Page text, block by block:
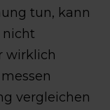
tun, kann
nicht
wirklich
vergleichen